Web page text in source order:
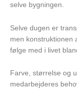
selve bygningen.
Selve dugen er
men konstruktionen
følge med i livet
Farve, størrelse og
medarbejderes